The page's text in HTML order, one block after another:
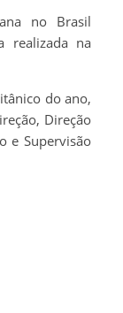
no Brasil
realizada na
do ano,
Direção
e Supervisão